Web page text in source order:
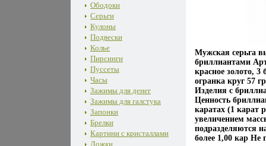
Ободоки
Серьги
Кулоны
Подвески
Колье
Пирсинги
Пуссеты
Часы
Зажимы для денег
Зажимы для галстука
Запонки
Брелки
Картини с кристаллами
Ложки
Мужская серьга
бриллиантами
красное золото,
огранка круг 57
Изделия с
Ценность
каратах (1 карат
увеличением
подразделяются
более 1,00 кар Не